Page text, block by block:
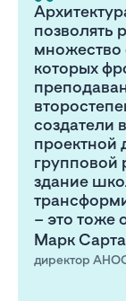
позволять
множество
которых
создатели
проектной
групповой
здание
– это тоже
Марк
директор